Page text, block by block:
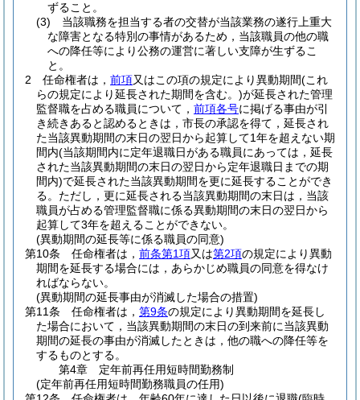
ずること。
(3)
当該職務を担当する者の交替が当該業務の遂行上重大
な障害となる特別の事情があるため，当該職員の他の職
への降任等により公務の運営に著しい支障が生ずるこ
と。
2
任命権者は， 前項又はこの項の規定により異動期間(これ
らの規定により延長された期間を含む。)が延長された管理
監督職を占める職員について， 前項各号に掲げる事由が引
き続きあると認めるときは，市長の承認を得て，延長され
た当該異動期間の末日の翌日から起算して1年を超えない期
間内(当該期間内に定年退職日がある職員にあっては，延長
された当該異動期間の末日の翌日から定年退職日までの期
間内)で延長された当該異動期間を更に延長することができ
る。 ただし，更に延長される当該異動期間の末日は，当該
職員が占める管理監督職に係る異動期間の末日の翌日から
起算して3年を超えることができない。
(異動期間の延長等に係る職員の同意)
第10条
任命権者は， 前条第1項又は第2項の規定により異動
期間を延長する場合には，あらかじめ職員の同意を得なけ
ればならない。
(異動期間の延長事由が消滅した場合の措置)
第11条
任命権者は， 第9条の規定により異動期間を延長し
た場合において，当該異動期間の末日の到来前に当該異動
期間の延長の事由が消滅したときは，他の職への降任等を
するものとする。
第4章
定年前再任用短時間勤務制
(定年前再任用短時間勤務職員の任用)